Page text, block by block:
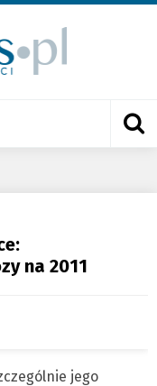
na 2011
jego